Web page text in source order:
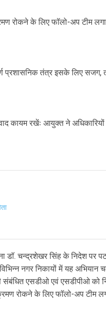
रोकने के लिए फॉलो-अप टीम
प्रशासनिक तंत्र इसके लिए सजग,
कायम रखेंः आयुक्त ने अधिकारियों
डॉ. चन्द्रशेखर सिंह के निदेश पर
नगर निकायों में यह अभियान
एसडीओ एवं एसडीपीओ को
रोकने के लिए फॉलो-अप टीम